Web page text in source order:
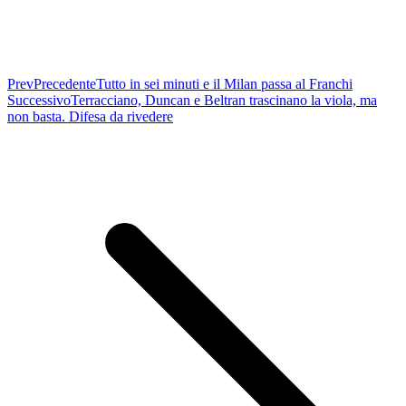
PrevPrecedenteTutto in sei minuti e il Milan passa al Franchi
SuccessivoTerracciano, Duncan e Beltran trascinano la viola, ma
non basta. Difesa da rivedere